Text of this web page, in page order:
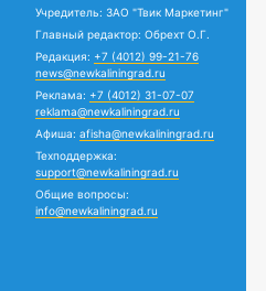
Учредитель: ЗАО "Твик Маркетинг"
Главный редактор: Обрехт О.Г.
Редакция: +7 (4012) 99-21-76
news@newkaliningrad.ru
Реклама: +7 (4012) 31-07-07
reklama@newkaliningrad.ru
Афиша: afisha@newkaliningrad.ru
Техподдержка:
support@newkaliningrad.ru
Общие вопросы:
info@newkaliningrad.ru